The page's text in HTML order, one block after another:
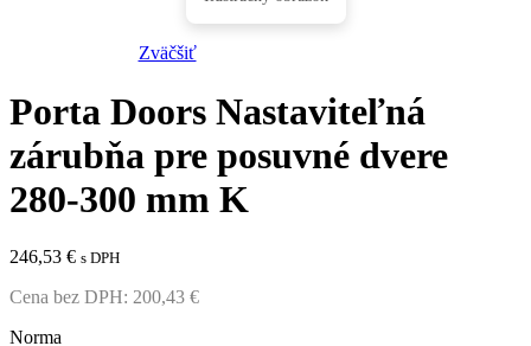
Zväčšiť
Porta Doors Nastaviteľná
zárubňa pre posuvné dvere
280-300 mm K
246,53 € s DPH
Cena bez DPH: 200,43 €
Norma